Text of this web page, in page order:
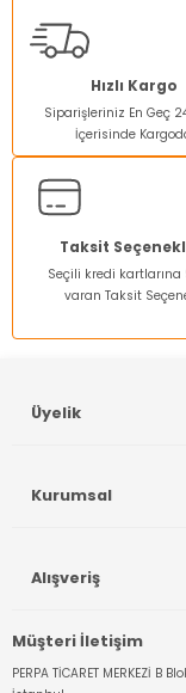
Görüş ve önerileriniz
Ürün resmi
Ürün
Ürün bilgilerinde
Ürün fiyatı diğer
Bu ürüne benzer
Hızlı Kargo
Siparişleriniz En Geç
İçerisinde
Taksit
Seçili kredi kartlarına
varan Taksit
Müşteri İletişim
PERPA TİCARET MERKEZİ B
Üyelik
Kurumsal
Alışveriş